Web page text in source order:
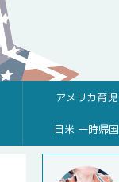
アメリカ育児
日米 一時帰国